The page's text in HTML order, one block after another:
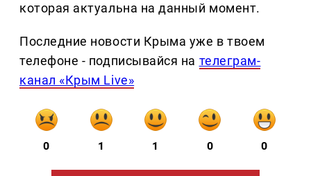
которая актуальна на данный момент.
Последние новости Крыма уже в твоем
телефоне - подписывайся на телеграм-
канал «Крым Live»
0 1 1 0 0